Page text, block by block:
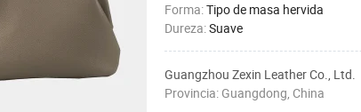
Forma:Tipo de masa hervida
Dureza:Suave
Guangzhou Zexin Leather Co., Ltd.
Provincia: Guangdong, China